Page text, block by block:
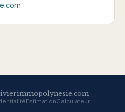
EstimationCalculateur